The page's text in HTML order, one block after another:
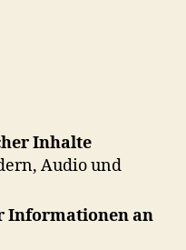
Inhalte
Audio und
Informationen an